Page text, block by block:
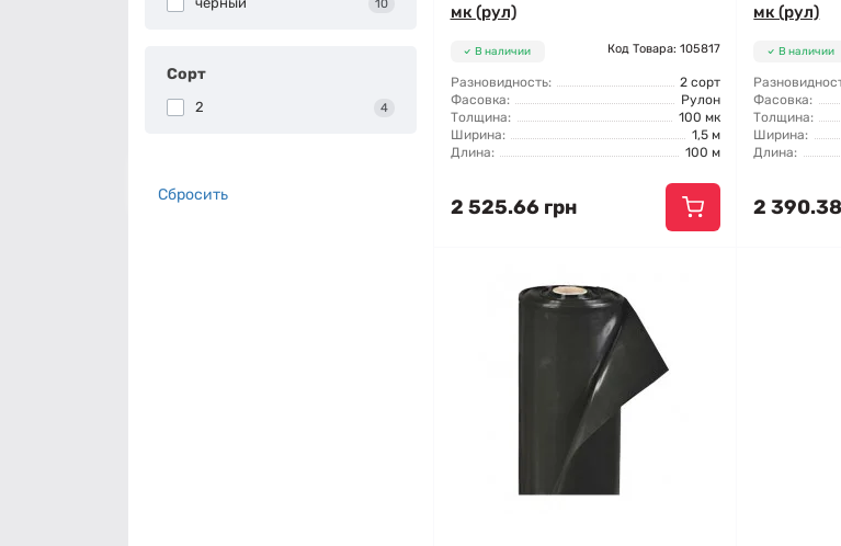
10
Сорт
2 4
Сбросить
мк (рул)
В наличии Код Товара: 105817
Разновидность:
2 сорт
Фасовка:
Рулон
Толщина:
100 мк
Ширина:
1,5 м
Длина:
100 м
2 525.66 грн
мк (рул)
В наличии
Фасовка:
Толщина:
Ширина:
Длина:
2